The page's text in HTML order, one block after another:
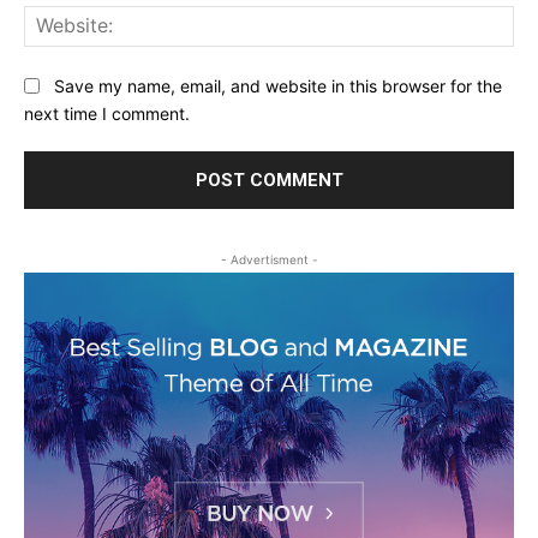
Save my name, email, and website in this browser for the
next time I comment.
- Advertisment -